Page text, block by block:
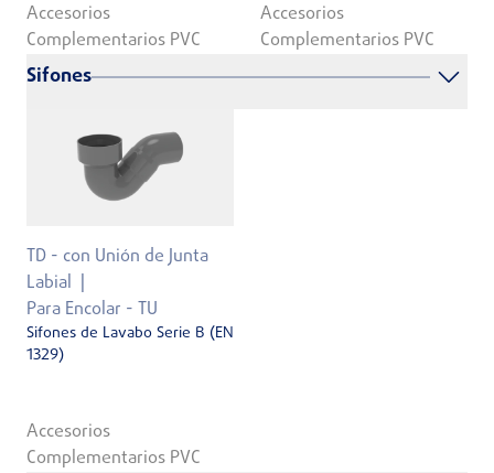
Accesorios
Complementarios PVC
Accesorios
Complementarios PVC
Sifones
TD - con Unión de Junta
Labial
Para Encolar - TU
Sifones de Lavabo Serie B (EN
1329)
Accesorios
Complementarios PVC